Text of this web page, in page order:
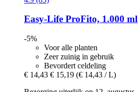
Easy-Life ProFito, 1.000 ml
-5%
Voor alle planten
Zeer zuinig in gebruik
Bevordert celdeling
€ 14,43 € 15,19 (€ 14,43 / L)